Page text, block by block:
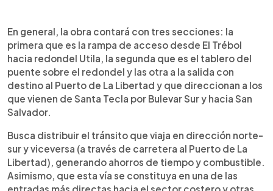
En general, la obra contará con tres secciones: la
primera que es la rampa de acceso desde El Trébol
hacia redondel Utila, la segunda que es el tablero del
puente sobre el redondel y las otra a la salida con
destino al Puerto de La Libertad y que direccionan a los
que vienen de Santa Tecla por Bulevar Sur y hacia San
Salvador.
Busca distribuir el tránsito que viaja en dirección norte-
sur y viceversa (a través de carretera al Puerto de La
Libertad), generando ahorros de tiempo y combustible.
Asimismo, que esta vía se constituya en una de las